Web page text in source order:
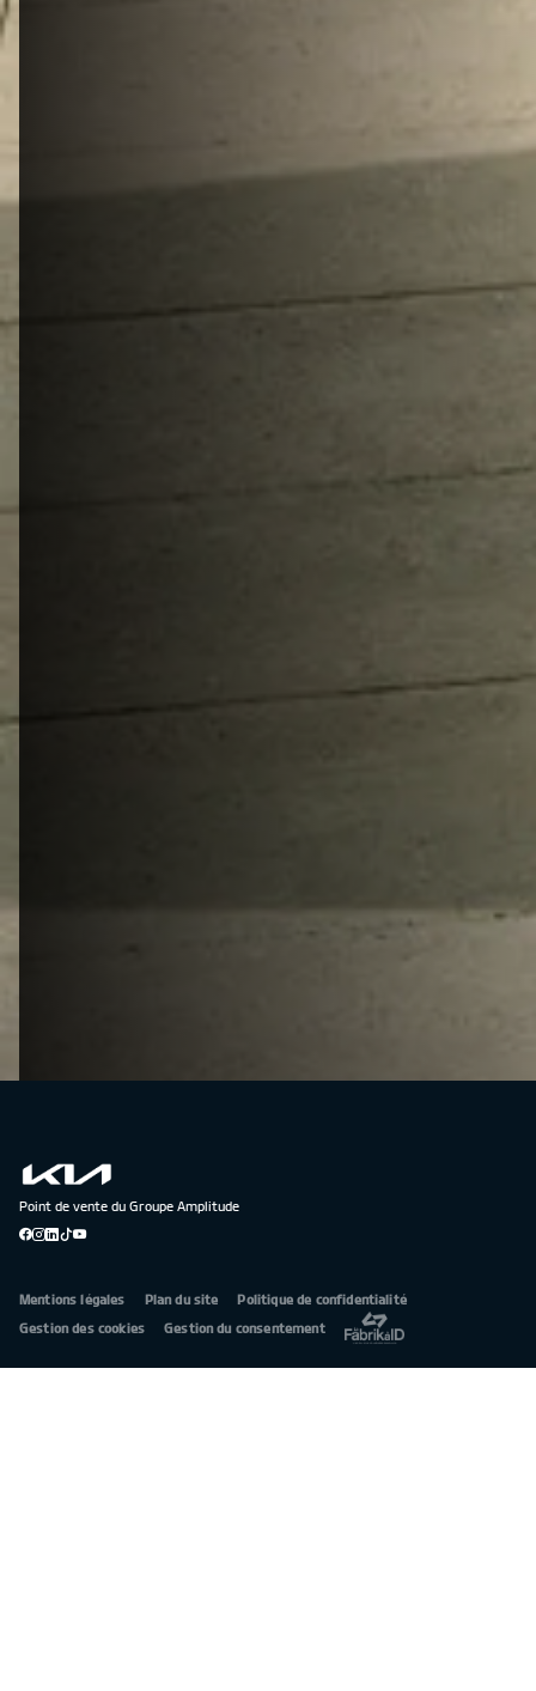
Point de vente du Groupe Amplitude
Mentions légales Plan du site
Politique de confidentialité
Gestion des cookies
Gestion du consentement